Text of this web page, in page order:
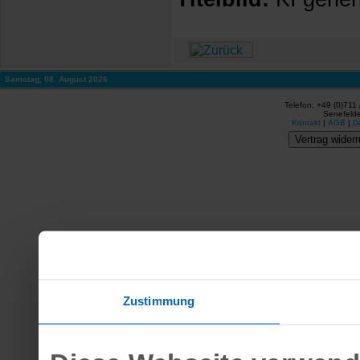
Zustimmung
Samstag, 08. August 2026
Telefon: +49
Kontakt | AGB |
Vertrag